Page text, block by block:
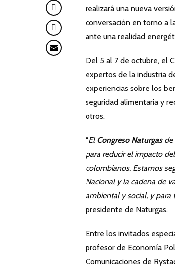
realizará una nueva
conversación en torno a
ante una realidad
Del 5 al 7 de octubre, el
expertos de la industria
experiencias sobre los
seguridad alimentaria y
otros.
“ElCongreso Naturgasde
para reducir el impacto
colombianos. Estamos
Nacional y la cadena de
ambiental y social, y para
presidente de Naturgas.
Entre los invitados
profesor de Economía
Comunicaciones de